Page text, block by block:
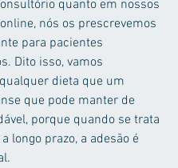
quanto em nossos
nós os prescrevemos
para pacientes
Dito isso, vamos
dieta que um
que pode manter de
porque quando se trata
longo prazo, a adesão é